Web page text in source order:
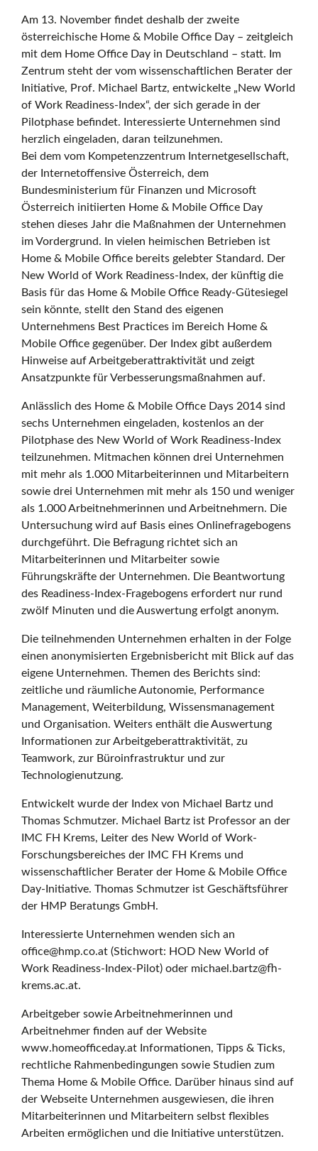
h
Am 13. November findet deshalb der zweite
österreichische Home & Mobile Office Day – zeitgleich
mit dem Home Office Day in Deutschland – statt. Im
Zentrum steht der vom wissenschaftlichen Berater der
Initiative, Prof. Michael Bartz, entwickelte „New World
of Work Readiness-Index“, der sich gerade in der
Pilotphase befindet. Interessierte Unternehmen sind
herzlich eingeladen, daran teilzunehmen.
Bei dem vom Kompetenzzentrum Internetgesellschaft,
der Internetoffensive Österreich, dem
Bundesministerium für Finanzen und Microsoft
Österreich initiierten Home & Mobile Office Day
stehen dieses Jahr die Maßnahmen der Unternehmen
im Vordergrund. In vielen heimischen Betrieben ist
Home & Mobile Office bereits gelebter Standard. Der
New World of Work Readiness-Index, der künftig die
Basis für das Home & Mobile Office Ready-Gütesiegel
sein könnte, stellt den Stand des eigenen
Unternehmens Best Practices im Bereich Home &
Mobile Office gegenüber. Der Index gibt außerdem
Hinweise auf Arbeitgeberattraktivität und zeigt
Ansatzpunkte für Verbesserungsmaßnahmen auf.
Anlässlich des Home & Mobile Office Days 2014 sind
sechs Unternehmen eingeladen, kostenlos an der
Pilotphase des New World of Work Readiness-Index
teilzunehmen. Mitmachen können drei Unternehmen
mit mehr als 1.000 Mitarbeiterinnen und Mitarbeitern
sowie drei Unternehmen mit mehr als 150 und weniger
als 1.000 Arbeitnehmerinnen und Arbeitnehmern. Die
Untersuchung wird auf Basis eines Onlinefragebogens
durchgeführt. Die Befragung richtet sich an
Mitarbeiterinnen und Mitarbeiter sowie
Führungskräfte der Unternehmen. Die Beantwortung
des Readiness-Index-Fragebogens erfordert nur rund
zwölf Minuten und die Auswertung erfolgt anonym.
Die teilnehmenden Unternehmen erhalten in der Folge
einen anonymisierten Ergebnisbericht mit Blick auf das
eigene Unternehmen. Themen des Berichts sind:
zeitliche und räumliche Autonomie, Performance
Management, Weiterbildung, Wissensmanagement
und Organisation. Weiters enthält die Auswertung
Informationen zur Arbeitgeberattraktivität, zu
Teamwork, zur Büroinfrastruktur und zur
Technologienutzung.
Entwickelt wurde der Index von Michael Bartz und
Thomas Schmutzer. Michael Bartz ist Professor an der
IMC FH Krems, Leiter des New World of Work-
Forschungsbereiches der IMC FH Krems und
wissenschaftlicher Berater der Home & Mobile Office
Day-Initiative. Thomas Schmutzer ist Geschäftsführer
der HMP Beratungs GmbH.
Interessierte Unternehmen wenden sich an
office@hmp.co.at (Stichwort: HOD New World of
Work Readiness-Index-Pilot) oder michael.bartz@fh-
krems.ac.at.
Arbeitgeber sowie Arbeitnehmerinnen und
Arbeitnehmer finden auf der Website
www.homeofficeday.at Informationen, Tipps & Ticks,
rechtliche Rahmenbedingungen sowie Studien zum
Thema Home & Mobile Office. Darüber hinaus sind auf
der Webseite Unternehmen ausgewiesen, die ihren
Mitarbeiterinnen und Mitarbeitern selbst flexibles
Arbeiten ermöglichen und die Initiative unterstützen.